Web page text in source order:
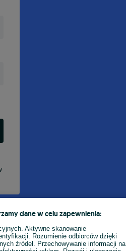
dane w celu zapewnienia:
Aktywne skanowanie
Rozumienie odbiorców dzięki
źródeł. Przechowywanie informacji na